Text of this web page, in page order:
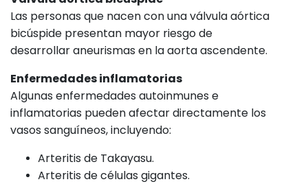
Las personas que nacen con una válvula aórtica
bicúspide presentan mayor riesgo de
desarrollar aneurismas en la aorta ascendente.
Enfermedades inflamatorias
Algunas enfermedades autoinmunes e
inflamatorias pueden afectar directamente los
vasos sanguíneos, incluyendo:
Arteritis de Takayasu.
Arteritis de células gigantes.